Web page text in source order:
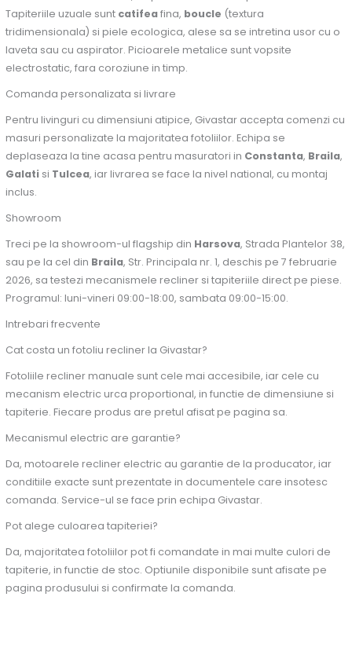
Tapiteriile uzuale sunt catifeafina, boucle (textura
tridimensionala) si piele ecologica, alese sa se intretina usor cu o
laveta sau cu aspirator. Picioarele metalice sunt vopsite
electrostatic, fara coroziune in timp.
Comanda personalizata si livrare
Pentru livinguri cu dimensiuni atipice, Givastar accepta comenzi cu
masuri personalizate la majoritatea fotoliilor. Echipa se
deplaseaza la tine acasa pentru masuratori in Constanta, Braila,
Galati si Tulcea, iar livrarea se face la nivel national, cu montaj
inclus.
Showroom
Treci pe la showroom-ul flagship din Harsova, Strada Plantelor 38,
sau pe la cel din Braila, Str. Principala nr. 1, deschis pe 7 februarie
2026, sa testezi mecanismele recliner si tapiteriile direct pe piese.
Programul: luni-vineri 09:00-18:00, sambata 09:00-15:00.
Intrebari frecvente
Cat costa un fotoliu recliner la Givastar?
Fotoliile recliner manuale sunt cele mai accesibile, iar cele cu
mecanism electric urca proportional, in functie de dimensiune si
tapiterie. Fiecare produs are pretul afisat pe pagina sa.
Mecanismul electric are garantie?
Da, motoarele recliner electric au garantie de la producator, iar
conditiile exacte sunt prezentate in documentele care insotesc
comanda. Service-ul se face prin echipa Givastar.
Pot alege culoarea tapiteriei?
Da, majoritatea fotoliilor pot fi comandate in mai multe culori de
tapiterie, in functie de stoc. Optiunile disponibile sunt afisate pe
pagina produsului si confirmate la comanda.